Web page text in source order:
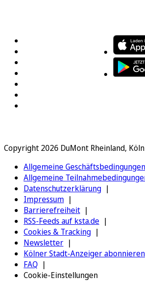
Copyright 2026 DuMont Rheinland, Köln
Allgemeine Geschäftsbedingungen
Allgemeine
Datenschutzerklärung
Impressum
Barrierefreiheit
RSS-Feeds auf ksta.de
Cookies & Tracking
Newsletter
Kölner Stadt-Anzeiger abonnieren
FAQ
Cookie-Einstellungen